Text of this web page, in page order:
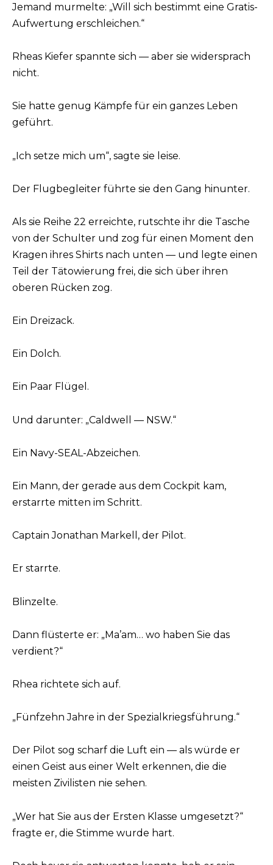
Jemand murmelte: „Will sich bestimmt eine Gratis-
Aufwertung erschleichen.“
Rheas Kiefer spannte sich — aber sie widersprach
nicht.
Sie hatte genug Kämpfe für ein ganzes Leben
geführt.
„Ich setze mich um“, sagte sie leise.
Der Flugbegleiter führte sie den Gang hinunter.
Als sie Reihe 22 erreichte, rutschte ihr die Tasche
von der Schulter und zog für einen Moment den
Kragen ihres Shirts nach unten — und legte einen
Teil der Tätowierung frei, die sich über ihren
oberen Rücken zog.
Ein Dreizack.
Ein Dolch.
Ein Paar Flügel.
Und darunter: „Caldwell — NSW.“
Ein Navy-SEAL-Abzeichen.
Ein Mann, der gerade aus dem Cockpit kam,
erstarrte mitten im Schritt.
Captain Jonathan Markell, der Pilot.
Er starrte.
Blinzelte.
Dann flüsterte er: „Ma’am… wo haben Sie das
verdient?“
Rhea richtete sich auf.
„Fünfzehn Jahre in der Spezialkriegsführung.“
Der Pilot sog scharf die Luft ein — als würde er
einen Geist aus einer Welt erkennen, die die
meisten Zivilisten nie sehen.
„Wer hat Sie aus der Ersten Klasse umgesetzt?“
fragte er, die Stimme wurde hart.